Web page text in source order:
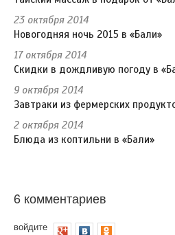
23 октября 2014
Новогодняя ночь 2015 в «Бали»
17 октября 2014
Скидки в дождливую погоду в
9 октября 2014
Завтраки из фермерских
2 октября 2014
Блюда из коптильни в «Бали»
6 комментариев
войдите